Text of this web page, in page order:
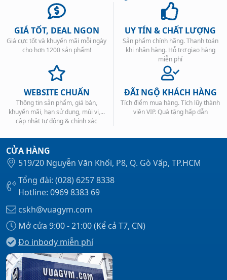
GIÁ TỐT, DEAL NGON
Giá cực tốt và khuyến mãi mỗi ngày
cho hơn 1200 sản phẩm!
UY TÍN & CHẤT LƯỢNG
Sản phẩm chính hãng. Thanh toán
khi nhận hàng. Hỗ trợ giao hàng
miễn phí
WEBSITE CHUẨN
Thông tin sản phẩm, giá bán,
khuyến mãi, hạn sử dụng, mùi vị,...
cập nhật tự động & chính xác
ĐÃI NGỘ KHÁCH HÀNG
Tích điểm mua hàng. Tích lũy thành
viên VIP. Quà tặng hấp dẫn
CỬA HÀNG
519/20 Nguyễn Văn Khối, P8, Q. Gò Vấp, TP.HCM
Tổng đài: (028) 6257 8338
Hotline: 0969 8383 69
cskh@vuagym.com
Mở cửa 9:00 - 21:00 (Kể cả T7, CN)
Đo inbody miễn phí